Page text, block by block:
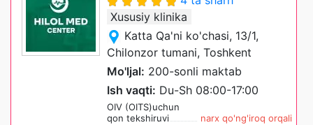
Xususiy klinika
Katta Qa'ni ko'chasi, 13/1,
Chilonzor tumani, Toshkent
Mo'ljal: 200-sonli maktab
Ish vaqti: Du-Sh 08:00-17:00
OIV (OITS)uchun
qon tekshiruvi
narx qo'ng'iroq orqali